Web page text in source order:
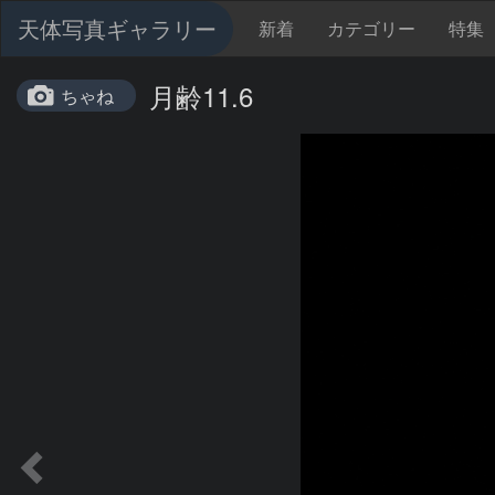
天体写真ギャラリー 新着 カテゴリー 特集
ちゃね 月齢11.6